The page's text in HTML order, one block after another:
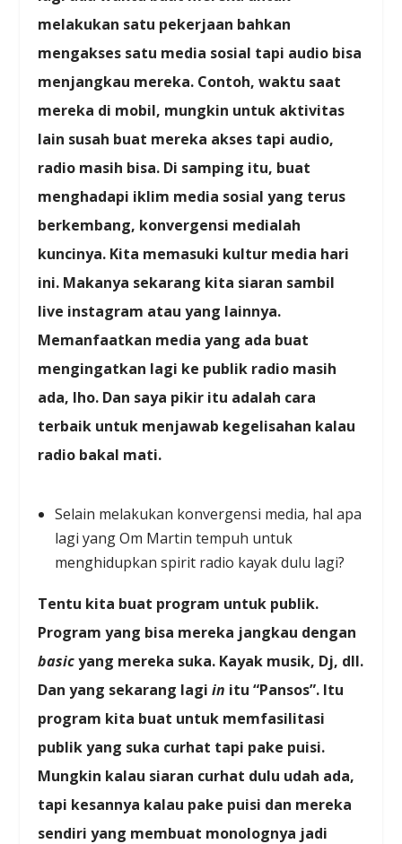
melakukan satu pekerjaan bahkan
mengakses satu media sosial tapi audio bisa
menjangkau mereka. Contoh, waktu saat
mereka di mobil, mungkin untuk aktivitas
lain susah buat mereka akses tapi audio,
radio masih bisa. Di samping itu, buat
menghadapi iklim media sosial yang terus
berkembang, konvergensi medialah
kuncinya. Kita memasuki kultur media hari
ini. Makanya sekarang kita siaran sambil
live instagram atau yang lainnya.
Memanfaatkan media yang ada buat
mengingatkan lagi ke publik radio masih
ada, lho. Dan saya pikir itu adalah cara
terbaik untuk menjawab kegelisahan kalau
radio bakal mati.
Selain melakukan konvergensi media, hal apa
lagi yang Om Martin tempuh untuk
menghidupkan spirit radio kayak dulu lagi?
Tentu kita buat program untuk publik.
Program yang bisa mereka jangkau dengan
basicyang mereka suka. Kayak musik, Dj, dll.
Dan yang sekarang lagiin itu “Pansos”. Itu
program kita buat untuk memfasilitasi
publik yang suka curhat tapi pake puisi.
Mungkin kalau siaran curhat dulu udah ada,
tapi kesannya kalau pake puisi dan mereka
sendiri yang membuat monolognya jadi